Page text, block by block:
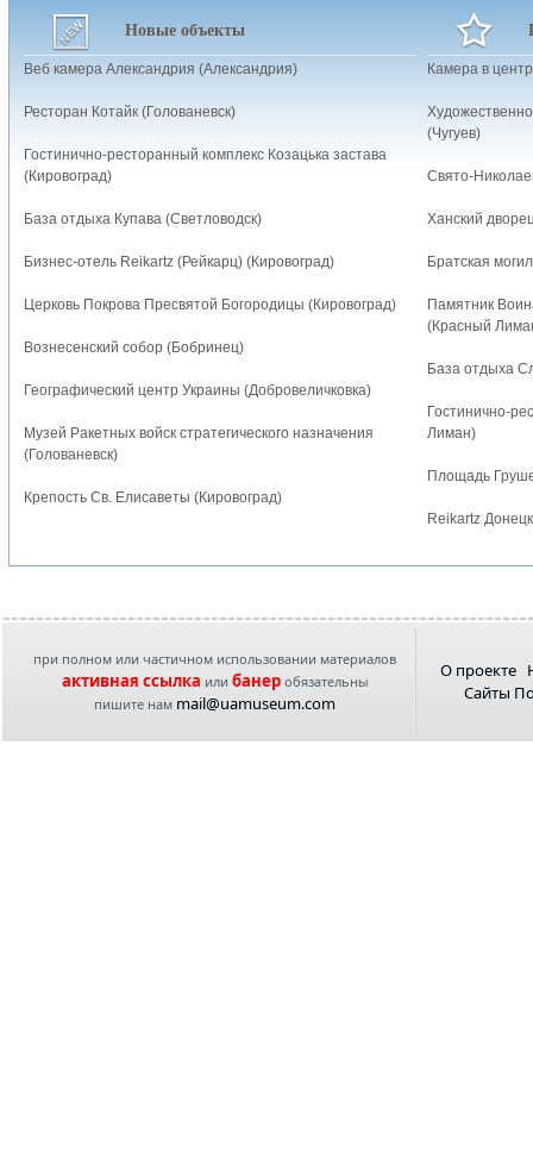
Новые объекты
Веб камера Александрия (Александрия)
Ресторан Котайк (Голованевск)
Гостинично-ресторанный комплекс Козацька застава
(Кировоград)
База отдыха Купава (Светловодск)
Бизнес-отель Reikartz (Рейкарц) (Кировоград)
Церковь Покрова Пресвятой Богородицы (Кировоград)
Вознесенский собор (Бобринец)
Географический центр Украины (Добровеличковка)
Музей Ракетных войск стратегического назначения
(Голованевск)
Крепость Cв. Елисаветы (Кировоград)
Камера в
(Чугуев)
Свято-
Ханский
Братская
Памятник
(Красный
База отдыха
Гостинично-
Лиман)
Площадь
Reikartz
при полном или частичном использовании материалов
активная ссылка или банеробязательны
пишите нам mail@uamuseum.com
О проекте
Сайты